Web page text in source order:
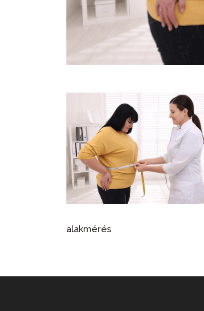
alakmérés